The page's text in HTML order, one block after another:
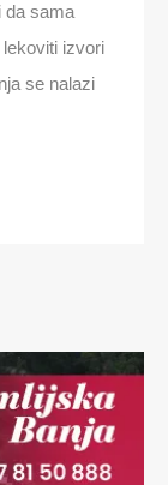
da sama
izvori
se nalazi